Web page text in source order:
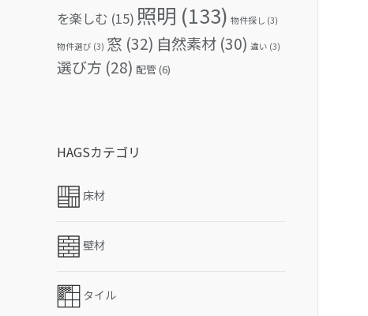
を楽しむ (15) 照明 (133) 物件探し (3)
物件選び (3) 窓 (32) 自然素材 (30) 違い (3)
選び方 (28) 配管(6)
HAGSカテゴリ
床材
壁材
タイル